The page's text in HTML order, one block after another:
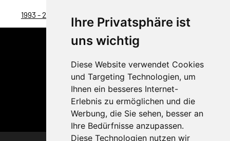
Ihre Privatsphäre ist
uns wichtig
Diese Website verwendet Cookies
und Targeting Technologien, um
Ihnen ein besseres Internet-
Erlebnis zu ermöglichen und die
Werbung, die Sie sehen, besser an
Ihre Bedürfnisse anzupassen.
Diese Technologien nutzen wir
1993 - 2023 | Agentur ohne Grenzen | 0049-089-299-900